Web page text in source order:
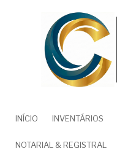
NAVEGAÇÃO
PRINCIPAL
INÍCIO INVENTÁRIOS
NOTARIAL & REGISTRAL